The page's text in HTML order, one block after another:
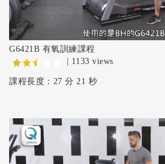
G6421B 有氧訓練課程
| 1133 views
課程長度：27 分 21 秒